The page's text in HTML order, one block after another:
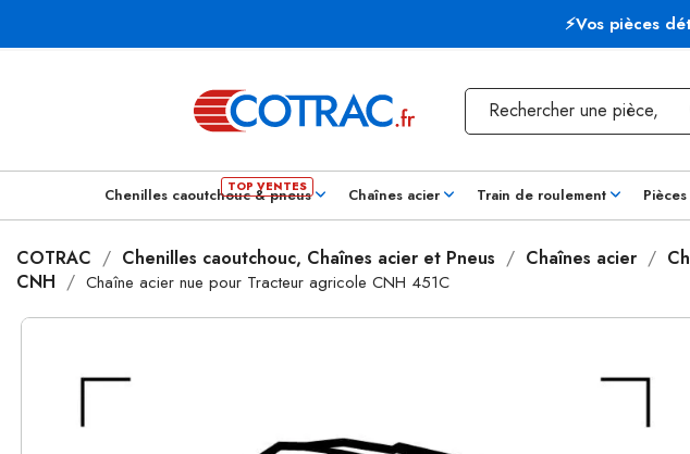
⚡Vos pièces
Chenilles caoutchouc & pneus Chaînes acier Train de roulement
COTRAC Chenilles caoutchouc, Chaînes acier et Pneus Chaînes acier
CNH
Chaîne acier nue pour Tracteur agricole CNH 451C